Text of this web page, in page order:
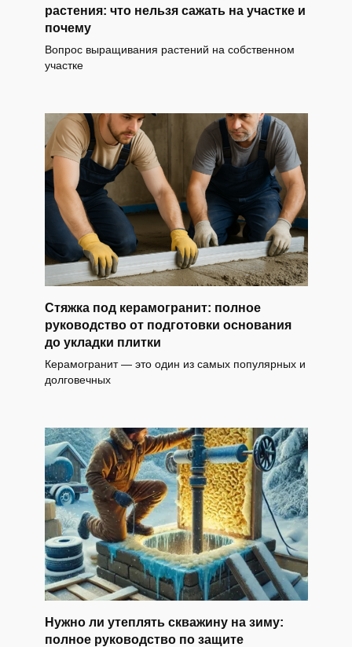
растения: что нельзя сажать на участке и
почему
Вопрос выращивания растений на собственном
участке
Стяжка под керамогранит: полное
руководство от подготовки основания
до укладки плитки
Керамогранит — это один из самых популярных и
долговечных
Нужно ли утеплять скважину на зиму:
полное руководство по защите